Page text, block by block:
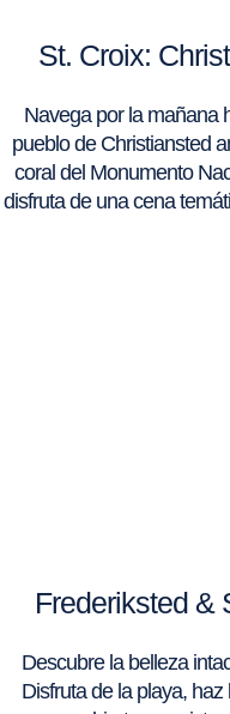
St. Croix:
Navega por la mañana
pueblo de Christiansted
coral del Monumento
disfruta de una cena
Frederiksted &
Descubre la belleza
Disfruta de la playa,